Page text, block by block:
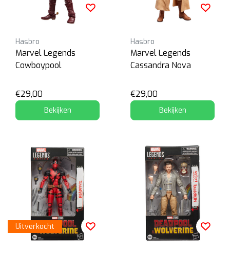
Hasbro
Marvel Legends
Cowboypool
€29,00
Bekijken
Hasbro
Marvel Legends
Cassandra Nova
€29,00
Bekijken
Uitverkocht